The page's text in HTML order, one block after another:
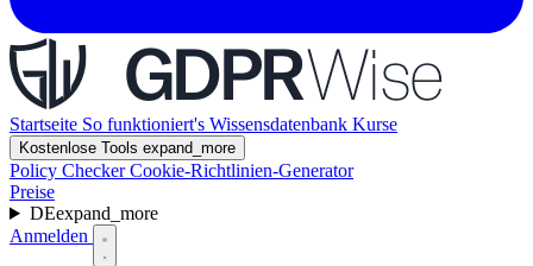
Startseite So funktioniert's Wissensdatenbank Kurse
Kostenlose Tools expand_more
Policy CheckerCookie-Richtlinien-Generator
Preise
DEexpand_more
Anmelden